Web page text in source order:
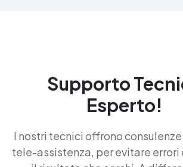
Supporto
Esperto!
I nostri tecnici offrono
tele-assistenza, per evitare errori